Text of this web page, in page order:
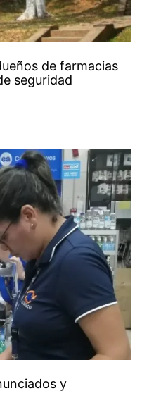
de farmacias
seguridad
y